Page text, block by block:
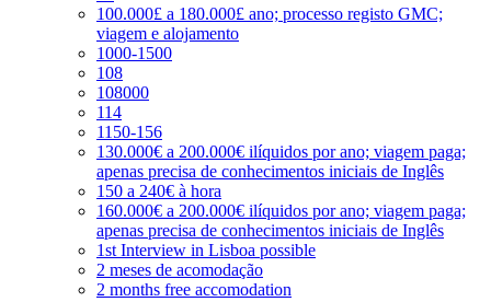
100.000£ a 180.000£ ano; processo registo GMC;
viagem e alojamento
1000-1500
108
108000
114
1150-156
130.000€ a 200.000€ ilíquidos por ano; viagem paga;
apenas precisa de conhecimentos iniciais de Inglês
150 a 240€ à hora
160.000€ a 200.000€ ilíquidos por ano; viagem paga;
apenas precisa de conhecimentos iniciais de Inglês
1st Interview in Lisboa possible
2 meses de acomodação
2 months free accomodation